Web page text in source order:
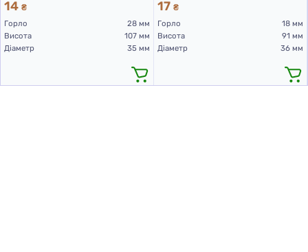
14 ₴
Горло
28 мм
Висота
107 мм
Діаметр
35 мм
17 ₴
Горло
18 мм
Висота
91 мм
Діаметр
36 мм